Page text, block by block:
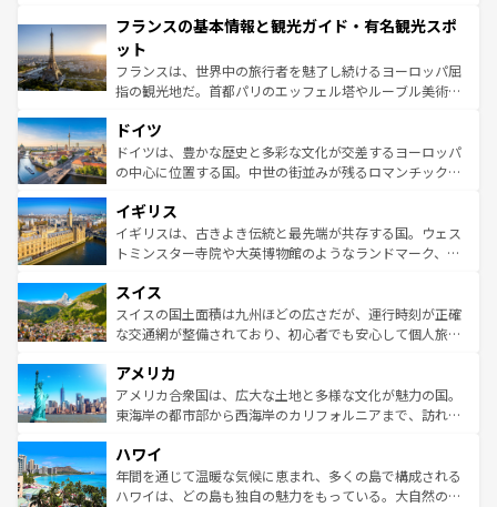
ませてくれるイタリアで、忘れられない旅をしてみよう！
なお、新着のイタリア情報は
しい。
文化が根付くこの国では、情熱的なフラメンコ、熱気あふ
れる闘牛、そして美味しいタパスが生活の一部となってい
る。首都マドリードの洗練された雰囲気や、バルセロナの
アートに溢れた街角から、地方では古代ローマ遺跡や中世
せる。地方によって風土や気候が異なるスペインはその個
性で訪れる人を魅了する。 なお、新着のスペイン情報は コ
ンテンツ一覧を参照してほしい。
フランスの基本情報と観光ガイド・有名観光スポ
ット
フランスは、世界中の旅行者を魅了し続けるヨーロッパ屈
指の観光地だ。首都パリのエッフェル塔やルーブル美術館
で、幅広い魅力が詰まっている。華麗な宮殿、歴史的な大
聖堂、美しいビーチ、そして豊かな自然が、訪れる者を心
から魅了する。また、フランスは美食の国としても知ら
いる。シャンパンの発祥地であるランス、プロヴァンスの
香り高いラベンダー畑など、多彩な楽しみ方が可能だ。さ
らに、パリ以外の地域にも魅力が溢れており、どの街角に
れる地方に足を運ぶとそれぞれで全く異なる文化を体験で
きるだろう。 なお、新着のフランス情報はコンテンツ一覧
を参照してほしい。
ドイツ
ドイツは、豊かな歴史と多彩な文化が交差するヨーロッパ
の中心に位置する国。中世の街並みが残るロマンチック街
顔を持つこの国は、どこを歩いても飽きることがない。ベ
ルリンの文化的活気、バイエルン州のアルプスの絶景、そ
してライン川沿いのワイン畑といった風景は必見。ビール
は、お酒好きな人にはぜひ体験してほしい。 なお、新着の
ドイツ情報はコンテンツ一覧を参照してほしい。
イギリス
イギリスは、古きよき伝統と最先端が共存する国。ウェス
トミンスター寺院や大英博物館のようなランドマーク、歴
リアごとに異なる魅力がある。また、優雅なアフタヌーン
ティー、ビール好きにはたまらない英国パブ、サッカー観
戦など、本場だからこそできる体験も豊富。イギリスを旅
ンツ一覧を参照してほしい。
スイス
スイスの国土面積は九州ほどの広さだが、運行時刻が正確
な交通網が整備されており、初心者でも安心して個人旅行
の建物がそのまま残る町や、スイスならではのユニークな
博物館もあり、アルプス観光だけでなく町歩きも満喫する
ことができる。国民の所得が高いため物価も高いが、旅行
ば市内交通費無料で観光を楽しむこともできる。 なお、新
着のスイス情報はコンテンツ一覧 を参照してほしい。
アメリカ
アメリカ合衆国は、広大な土地と多様な文化が魅力の国。
東海岸の都市部から西海岸のカリフォルニアまで、訪れる
のような巨大都市は、観光、ショッピング、エンターテイ
ンメントが詰まった刺激的なスポットだ。一方、アメリカ
西部には大自然が広がり、グランドキャニオンやイエロー
ハワイ
年間を通じて温暖な気候に恵まれ、多くの島で構成される
ハワイは、どの島も独自の魅力をもっている。大自然の神